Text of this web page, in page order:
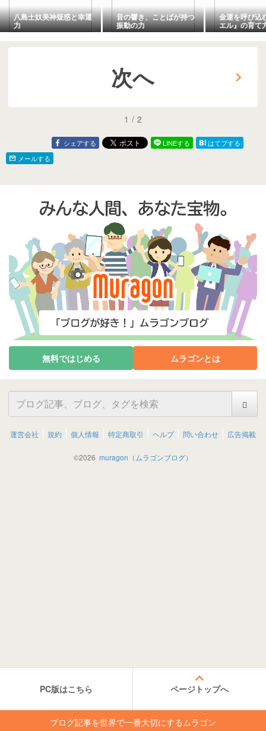
八島士奴美神疑惑と幸運
力
音の響き、ことばが持つ
振動の力
金運を呼び込
エル』の育て
次へ
1 / 2
シェアする LINEする
はてブする
メールする
無料ではじめる ムラゴンとは
運営会社 規約 個人情報 特定商取引 ヘルプ 問い合わせ 広告掲載
©2026 muragon（ムラゴンブログ）
PC版はこちら ページトップへ
ブログ記事を世界で一番大切にするムラゴン